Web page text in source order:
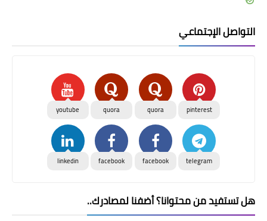
التواصل الإجتماعي
pinterest
quora
quora
youtube
telegram
facebook
facebook
linkedin
هل تستفيد من محتوانا؟ أضفنا لمصادرك..